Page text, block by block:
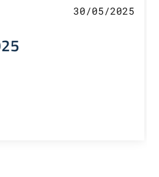
30/05/2025